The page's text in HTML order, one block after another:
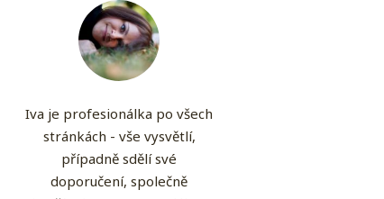
Iva je profesionálka po všech
stránkách - vše vysvětlí,
případně sdělí své
doporučení, společně